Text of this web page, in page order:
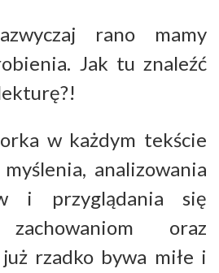
rano mamy
Jak tu znaleźć
w każdym tekście
analizowania
i przyglądania się
zachowaniom oraz
rzadko bywa miłe i